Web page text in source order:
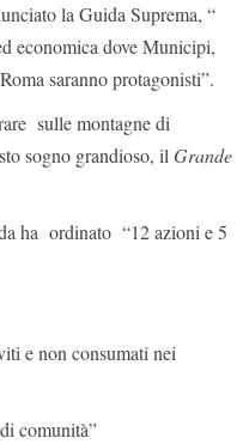
la Guida Suprema, “
economica dove Municipi,
saranno protagonisti”.
sulle montagne di
sogno grandioso, il Grande
ha ordinato “12 azioni e 5
e non consumati nei
comunità”